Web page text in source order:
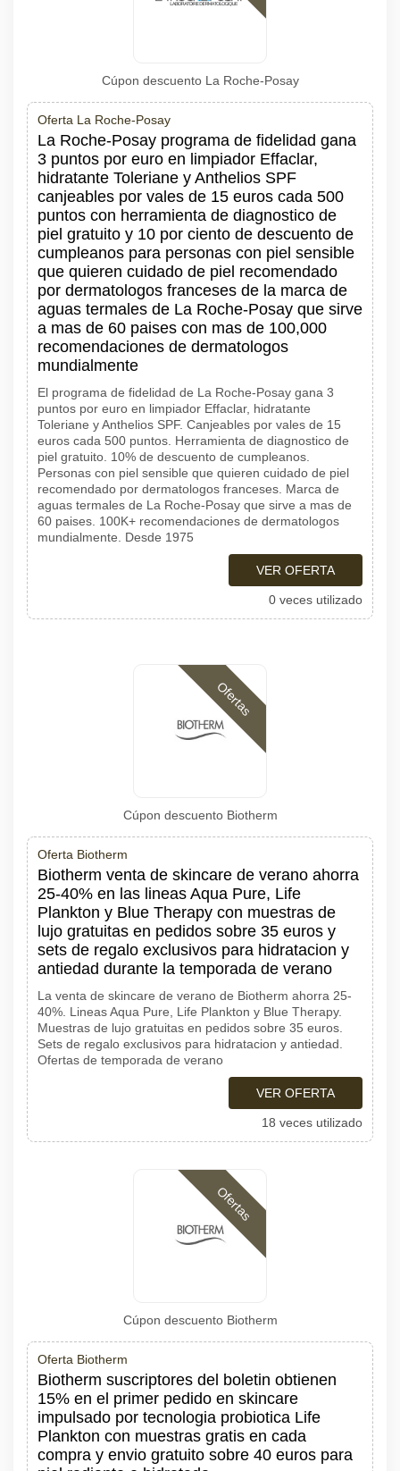
Cúpon descuento La Roche-Posay
Oferta La Roche-Posay
La Roche-Posay programa de fidelidad gana
3 puntos por euro en limpiador Effaclar,
hidratante Toleriane y Anthelios SPF
canjeables por vales de 15 euros cada 500
puntos con herramienta de diagnostico de
piel gratuito y 10 por ciento de descuento de
cumpleanos para personas con piel sensible
que quieren cuidado de piel recomendado
por dermatologos franceses de la marca de
aguas termales de La Roche-Posay que sirve
a mas de 60 paises con mas de 100,000
recomendaciones de dermatologos
mundialmente
El programa de fidelidad de La Roche-Posay gana 3
puntos por euro en limpiador Effaclar, hidratante
Toleriane y Anthelios SPF. Canjeables por vales de 15
euros cada 500 puntos. Herramienta de diagnostico de
piel gratuito. 10% de descuento de cumpleanos.
Personas con piel sensible que quieren cuidado de piel
recomendado por dermatologos franceses. Marca de
aguas termales de La Roche-Posay que sirve a mas de
60 paises. 100K+ recomendaciones de dermatologos
mundialmente. Desde 1975
VER OFERTA
0 veces utilizado
Ofertas
Cúpon descuento Biotherm
Oferta Biotherm
Biotherm venta de skincare de verano ahorra
25-40% en las lineas Aqua Pure, Life
Plankton y Blue Therapy con muestras de
lujo gratuitas en pedidos sobre 35 euros y
sets de regalo exclusivos para hidratacion y
antiedad durante la temporada de verano
La venta de skincare de verano de Biotherm ahorra 25-
40%. Lineas Aqua Pure, Life Plankton y Blue Therapy.
Muestras de lujo gratuitas en pedidos sobre 35 euros.
Sets de regalo exclusivos para hidratacion y antiedad.
Ofertas de temporada de verano
VER OFERTA
18 veces utilizado
Ofertas
Cúpon descuento Biotherm
Oferta Biotherm
Biotherm suscriptores del boletin obtienen
15% en el primer pedido en skincare
impulsado por tecnologia probiotica Life
Plankton con muestras gratis en cada
compra y envio gratuito sobre 40 euros para